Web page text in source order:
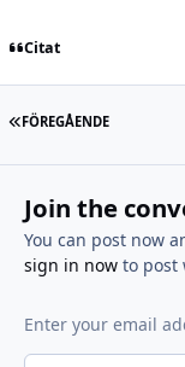
Citat
FÖRSTA SIDAN
FÖREGÅENDE
Join the
You can post now
sign in nowto post